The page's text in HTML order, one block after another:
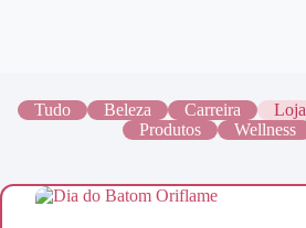
Tudo Beleza Carreira Loja
Produtos
Wellness